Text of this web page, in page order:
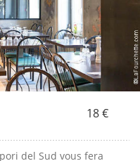
18 €
del Sud vous fera